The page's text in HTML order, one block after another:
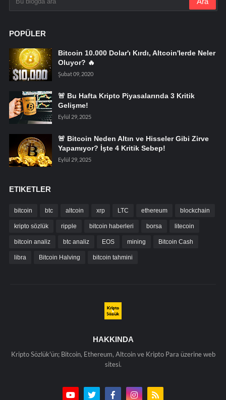
POPÜLER
Bitcoin 10.000 Dolar'ı Kırdı, Altcoin'lerde Neler
Oluyor? 🔥
Şubat 09, 2020
🚨 Bu Hafta Kripto Piyasalarında 3 Kritik
Gelişme!
Eylül 29, 2025
🚨 Bitcoin Neden Altın ve Hisseler Gibi Zirve
Yapamıyor? İşte 4 Kritik Sebep!
Eylül 29, 2025
ETIKETLER
bitcoin btc altcoin xrp LTC ethereum blockchain
kripto sözlük ripple bitcoin haberleri borsa litecoin
bitcoin analiz btc analiz EOS mining Bitcoin Cash
libra Bitcoin Halving bitcoin tahmini
HAKKINDA
Kripto Sözlük'ün; Bitcoin, Ethereum, Altcoin ve Kripto Para üzerine web
sitesi.